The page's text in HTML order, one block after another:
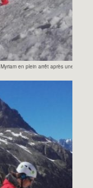
Myriam en plein arrêt après une chute.